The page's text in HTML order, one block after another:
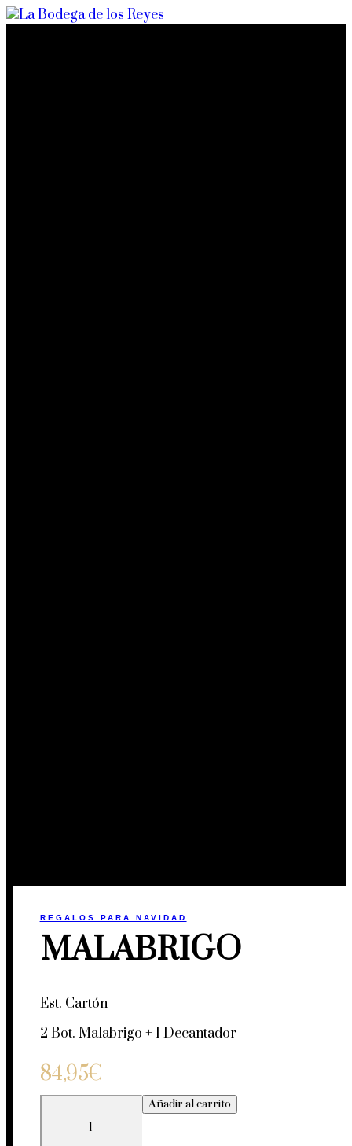
REGALOS PARA NAVIDAD
MALABRIGO
Est. Cartón
2 Bot. Malabrigo + 1 Decantador
84,95€
Añadir al carrito